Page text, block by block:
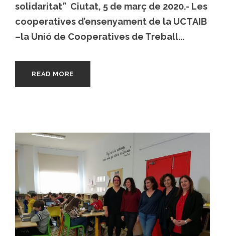
solidaritat” Ciutat, 5 de març de 2020.- Les
cooperatives d’ensenyament de la UCTAIB
–la Unió de Cooperatives de Treball...
READ MORE